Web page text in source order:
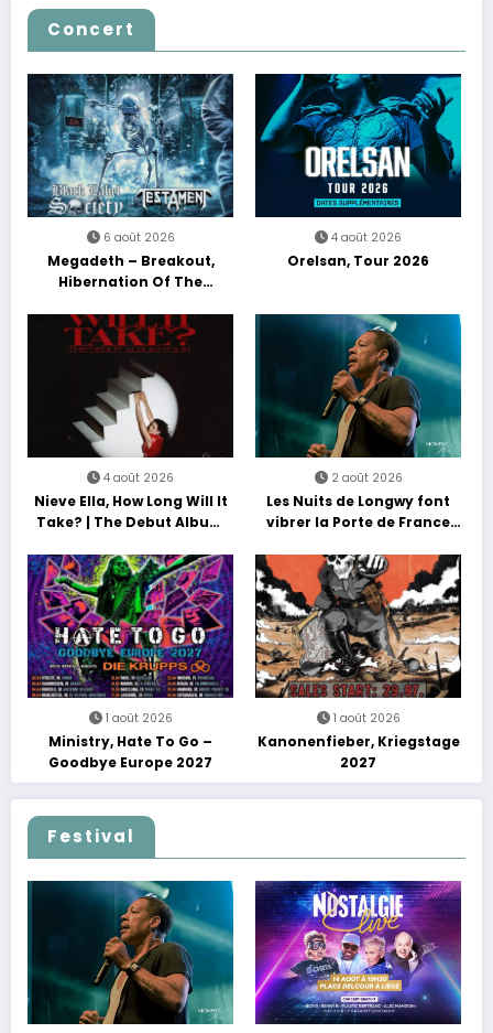
Concert
6 août 2026
Megadeth – Breakout,
Hibernation Of The
4 août 2026
Orelsan, Tour 2026
4 août 2026
Nieve Ella, How Long Will It
Take? | The Debut Album
2 août 2026
Les Nuits de Longwy font
vibrer la Porte de France
découvertes et énergie
reggae
1 août 2026
Ministry, Hate To Go –
Goodbye Europe 2027
1 août 2026
Kanonenfieber, Kriegstage
2027
Festival